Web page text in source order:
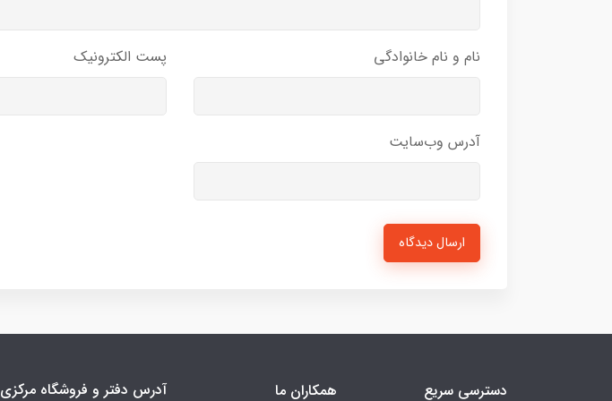
نام و نام خانوادگی پست الکترونیک
آدرس وب‌سایت
ارسال دیدگاه
دسترسی سریع همکاران ما آدرس دفتر و فروشگاه مرکزی